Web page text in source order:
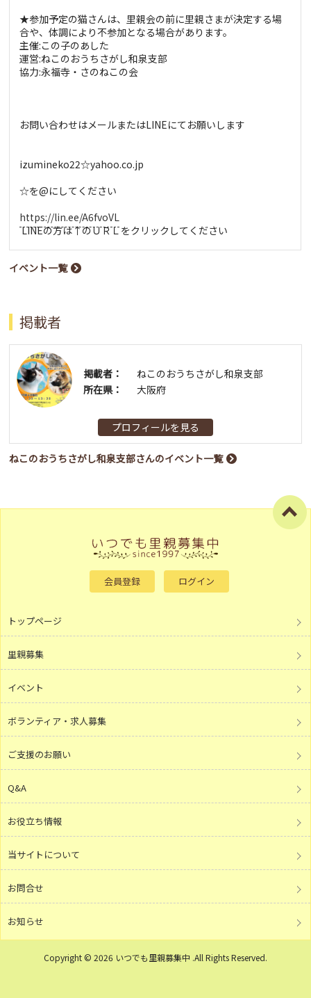
★参加予定の猫さんは、里親会の前に里親さまが決定する場
合や、体調により不参加となる場合があります。
主催:この子のあした
運営:ねこのおうちさがし和泉支部
協力:永福寺・さのねこの会
お問い合わせはメールまたはLINEにてお願いします
izumineko22☆yahoo.co.jp
☆を@にしてください
https://lin.ee/A6fvoVL
LINEの方は↑のＵＲＬをクリックしてください
イベント一覧
掲載者
掲載者：
ねこのおうちさがし和泉支部
所在県：
大阪府
プロフィールを見る
ねこのおうちさがし和泉支部さんのイベント一覧
会員登録 ログイン
トップページ
里親募集
イベント
ボランティア・求人募集
ご支援のお願い
Q&A
お役立ち情報
当サイトについて
お問合せ
お知らせ
Copyright © 2026 いつでも里親募集中 .All Rights Reserved.